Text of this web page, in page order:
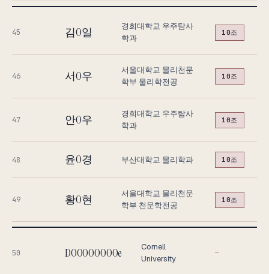
45 김O일
경희대학교 우주탐사
학과
10조
46 서O우
서울대학교 물리천문
학부 물리학전공
10조
47 안O우
경희대학교 우주탐사
학과
10조
48 윤O경 부산대학교 물리학과 10조
49 황O현
서울대학교 물리천문
학부 천문학전공
10조
50 DOOOOOOOOe
Cornell
University
—